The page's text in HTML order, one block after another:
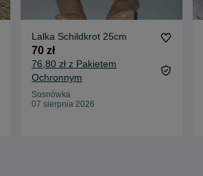
Lalka Schildkrot 25cm
70 zł
76,80 zł z Pakietem
Ochronnym
Sosnówka
07 sierpnia 2026